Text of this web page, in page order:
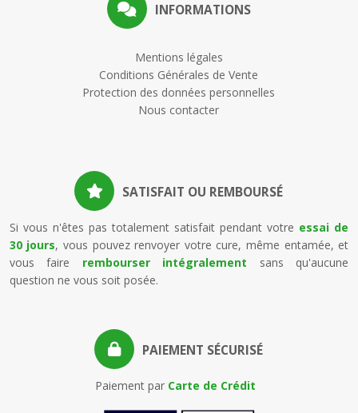
INFORMATIONS
Mentions légales
Conditions Générales de Vente
Protection des données personnelles
Nous contacter
SATISFAIT OU REMBOURSÉ
Si vous n'êtes pas totalement satisfait pendant votre essai de
30 jours, vous pouvez renvoyer votre cure, même entamée, et
vous faire rembourser intégralement sans qu'aucune
question ne vous soit posée.
PAIEMENT SÉCURISÉ
Paiement par Carte de Crédit